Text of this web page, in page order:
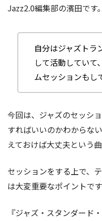
Jazz2.0編集部の濱田です。
自分はジャズトラ
して活動していて
ムセッションもし
今回は、ジャズのセッシ
すればいいのかわからな
えておけば大丈夫という
セッションをする上で、
は大変重要なポイントです
『ジャズ・スタンダード